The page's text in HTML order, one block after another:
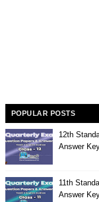
POPULAR POSTS
12th
Answer
11th
Answer